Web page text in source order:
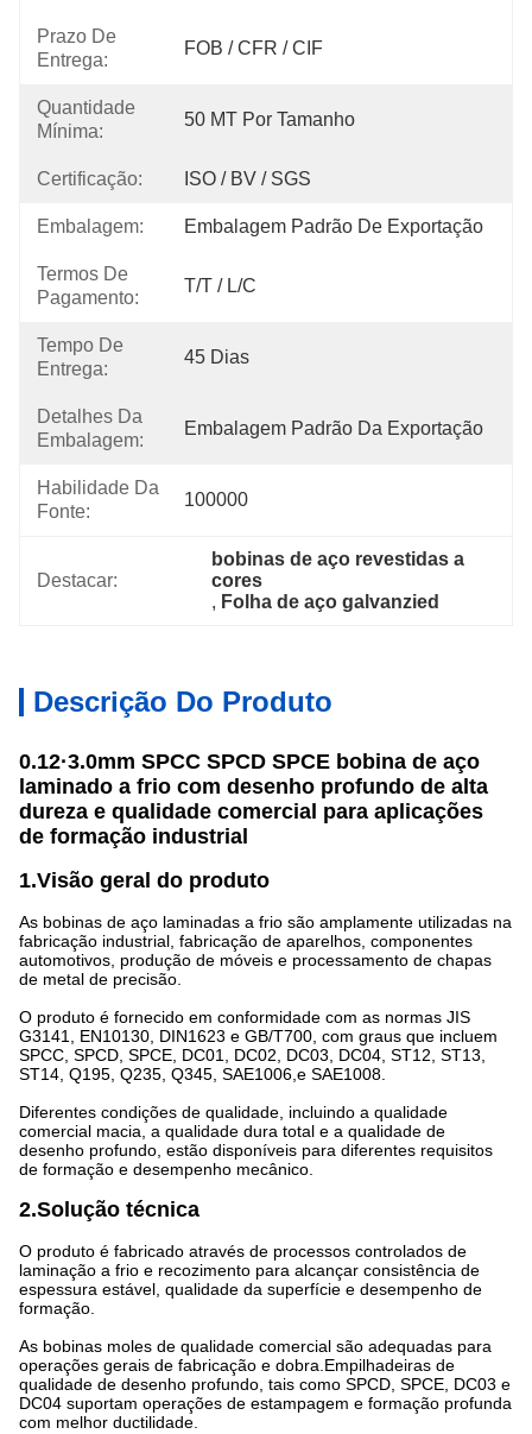
Prazo De
Entrega:
FOB / CFR / CIF
Quantidade
Mínima:
50 MT Por Tamanho
Certificação: ISO / BV / SGS
Embalagem: Embalagem Padrão De Exportação
Termos De
Pagamento:
T/T / L/C
Tempo De
Entrega:
45 Dias
Detalhes Da
Embalagem:
Embalagem Padrão Da Exportação
Habilidade Da
Fonte:
100000
Destacar:
bobinas de aço revestidas a
cores
, Folha de aço galvanzied
Descrição Do Produto
0.12·3.0mm SPCC SPCD SPCE bobina de aço
laminado a frio com desenho profundo de alta
dureza e qualidade comercial para aplicações
de formação industrial
1.Visão geral do produto
As bobinas de aço laminadas a frio são amplamente utilizadas na
fabricação industrial, fabricação de aparelhos, componentes
automotivos, produção de móveis e processamento de chapas
de metal de precisão.
O produto é fornecido em conformidade com as normas JIS
G3141, EN10130, DIN1623 e GB/T700, com graus que incluem
SPCC, SPCD, SPCE, DC01, DC02, DC03, DC04, ST12, ST13,
ST14, Q195, Q235, Q345, SAE1006,e SAE1008.
Diferentes condições de qualidade, incluindo a qualidade
comercial macia, a qualidade dura total e a qualidade de
desenho profundo, estão disponíveis para diferentes requisitos
de formação e desempenho mecânico.
2.Solução técnica
O produto é fabricado através de processos controlados de
laminação a frio e recozimento para alcançar consistência de
espessura estável, qualidade da superfície e desempenho de
formação.
As bobinas moles de qualidade comercial são adequadas para
operações gerais de fabricação e dobra.Empilhadeiras de
qualidade de desenho profundo, tais como SPCD, SPCE, DC03 e
DC04 suportam operações de estampagem e formação profunda
com melhor ductilidade.